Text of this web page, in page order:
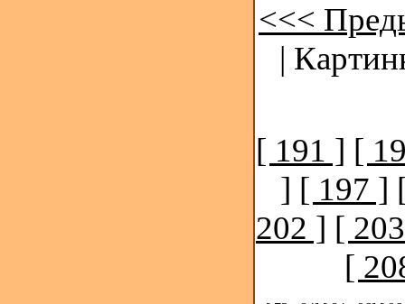
<<<
|
[ 191 ] [
] [ 197 ]
202 ] [
[